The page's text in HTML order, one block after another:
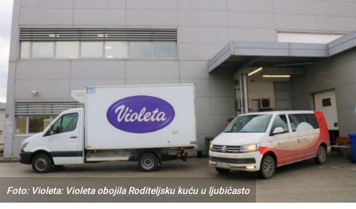
Foto: Violeta: Violeta obojila Roditeljsku kuću u ljubičasto